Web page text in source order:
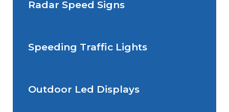
Situations de signalisation
Situations de signalisation
Radar Speed Signs
Radar Speed Sign
Speeding Traffic Lights
Speeding Traffic Light
Outdoor Led Displays